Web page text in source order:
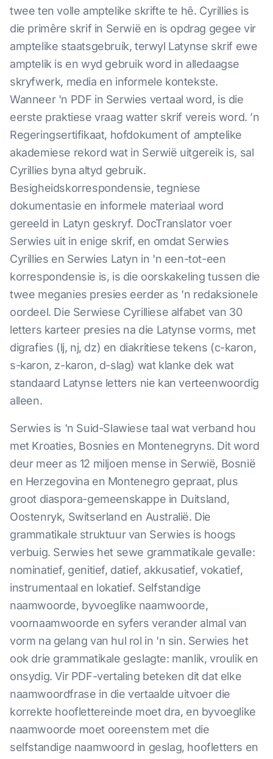
twee ten volle amptelike skrifte te hê. Cyrillies is
die primêre skrif in Serwië en is opdrag gegee vir
amptelike staatsgebruik, terwyl Latynse skrif ewe
amptelik is en wyd gebruik word in alledaagse
skryfwerk, media en informele kontekste.
Wanneer 'n PDF in Serwies vertaal word, is die
eerste praktiese vraag watter skrif vereis word. ’n
Regeringsertifikaat, hofdokument of amptelike
akademiese rekord wat in Serwië uitgereik is, sal
Cyrillies byna altyd gebruik.
Besigheidskorrespondensie, tegniese
dokumentasie en informele materiaal word
gereeld in Latyn geskryf. DocTranslator voer
Serwies uit in enige skrif, en omdat Serwies
Cyrillies en Serwies Latyn in 'n een-tot-een
korrespondensie is, is die oorskakeling tussen die
twee meganies presies eerder as 'n redaksionele
oordeel. Die Serwiese Cyrilliese alfabet van 30
letters karteer presies na die Latynse vorms, met
digrafies (lj, nj, dz) en diakritiese tekens (c-karon,
s-karon, z-karon, d-slag) wat klanke dek wat
standaard Latynse letters nie kan verteenwoordig
alleen.
Serwies is 'n Suid-Slawiese taal wat verband hou
met Kroaties, Bosnies en Montenegryns. Dit word
deur meer as 12 miljoen mense in Serwië, Bosnië
en Herzegovina en Montenegro gepraat, plus
groot diaspora-gemeenskappe in Duitsland,
Oostenryk, Switserland en Australië. Die
grammatikale struktuur van Serwies is hoogs
verbuig. Serwies het sewe grammatikale gevalle:
nominatief, genitief, datief, akkusatief, vokatief,
instrumentaal en lokatief. Selfstandige
naamwoorde, byvoeglike naamwoorde,
voornaamwoorde en syfers verander almal van
vorm na gelang van hul rol in 'n sin. Serwies het
ook drie grammatikale geslagte: manlik, vroulik en
onsydig. Vir PDF-vertaling beteken dit dat elke
naamwoordfrase in die vertaalde uitvoer die
korrekte hooflettereinde moet dra, en byvoeglike
naamwoorde moet ooreenstem met die
selfstandige naamwoord in geslag, hoofletters en